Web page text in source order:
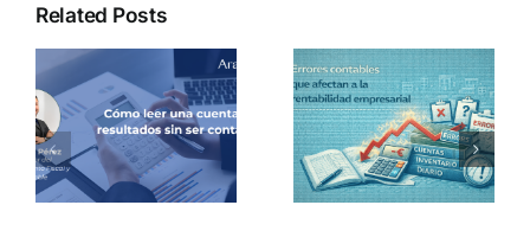
Related Posts
Errores
contables que
afectan a la
rentabilidad
empresarial
Obligaciones
mercantiles
anuales de una
sociedad en
España